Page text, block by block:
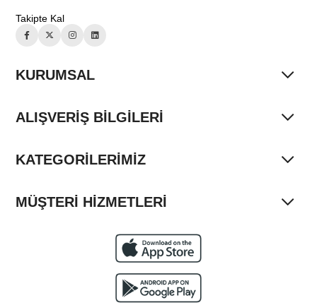
Takipte Kal
KURUMSAL
ALIŞVERİŞ BİLGİLERİ
KATEGORİLERİMİZ
MÜŞTERİ HİZMETLERİ